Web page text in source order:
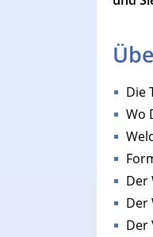
Die
Wo
Der
Der
Der